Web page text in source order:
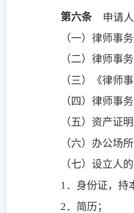
第六条
申请
（一）律师事务
（二）律师事务
（三）《律师事
（四）律师事务
（五）资产证明
（六）办公场所
（七）设立人的
1．身份证，持
2．简历；